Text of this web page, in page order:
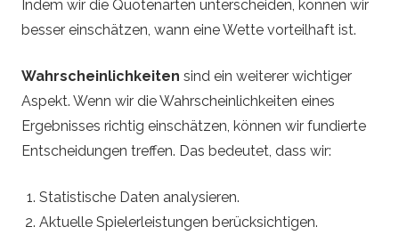
Indem wir die Quotenarten unterscheiden, können wir
besser einschätzen, wann eine Wette vorteilhaft ist.
Wahrscheinlichkeiten sind ein weiterer wichtiger
Aspekt. Wenn wir die Wahrscheinlichkeiten eines
Ergebnisses richtig einschätzen, können wir fundierte
Entscheidungen treffen. Das bedeutet, dass wir:
Statistische Daten analysieren.
Aktuelle Spielerleistungen berücksichtigen.